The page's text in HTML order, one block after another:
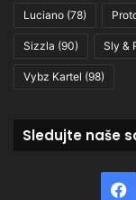
Luciano (78)
Sizzla (90) Sly &
Vybz Kartel (98)
Sledujte naše